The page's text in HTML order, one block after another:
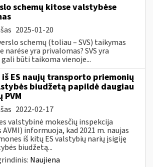
schemų kitose valstybėse
2025-01-20
schemų (toliau – SVS) taikymas
yra privalomas? SVS yra
gali būti taikoma vienoje...
ES naujų transporto priemonių
biudžetą papildė daugiau
PVM
2022-02-17
valstybinė mokesčių inspekcija
informuoja, kad 2021 m. naujas
iš kitų ES valstybių narių įsigiję
biudžetą...
Naujiena